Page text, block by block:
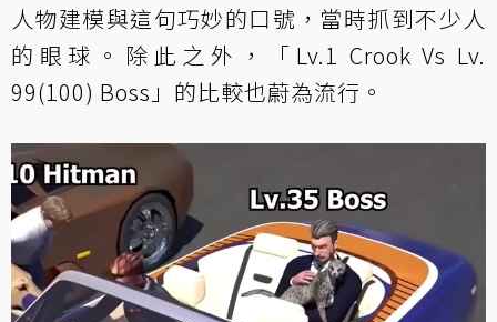
人物建模與這句巧妙的口號，當時抓到不少人
的眼球。除此之外，「 Lv.1 Crook Vs Lv.
99(100) Boss 」的比較也蔚為流行。